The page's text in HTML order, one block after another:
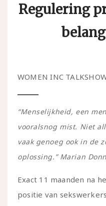
Regulering
WOMEN INC
“Menselijkheid, een
vooralsnog mist. Niet
vaak genoeg ook in de
oplossing.” Marian
Exact 11 maanden na
positie van